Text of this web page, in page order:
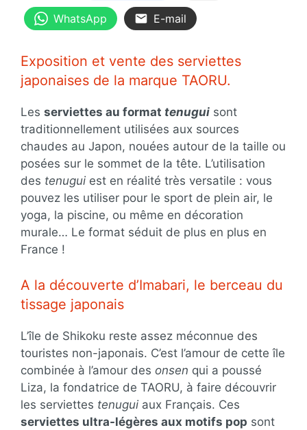
WhatsApp E-mail
Exposition et vente des serviettes
japonaises de la marque TAORU.
Les serviettes au format tenugui sont
traditionnellement utilisées aux sources
chaudes au Japon, nouées autour de la taille ou
posées sur le sommet de la tête. L’utilisation
des tenugui est en réalité très versatile : vous
pouvez les utiliser pour le sport de plein air, le
yoga, la piscine, ou même en décoration
murale… Le format séduit de plus en plus en
France !
A la découverte d’Imabari, le berceau du
tissage japonais
L’île de Shikoku reste assez méconnue des
touristes non-japonais. C’est l’amour de cette île
combinée à l’amour des onsen qui a poussé
Liza, la fondatrice de TAORU, à faire découvrir
les serviettes tenugui aux Français. Ces
serviettes ultra-légères aux motifs pop sont